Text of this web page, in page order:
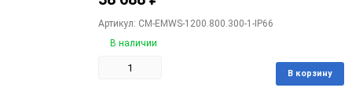
Артикул: CM-EMWS-1200.800.300-1-IP66
В наличии
В корзину